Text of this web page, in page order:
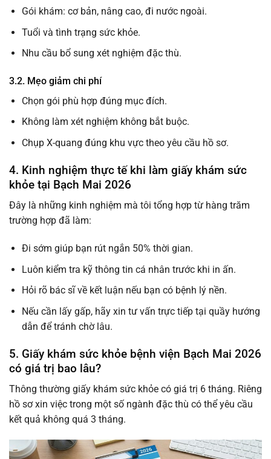
Gói khám: cơ bản, nâng cao, đi nước ngoài.
Tuổi và tình trạng sức khỏe.
Nhu cầu bổ sung xét nghiệm đặc thù.
3.2. Mẹo giảm chi phí
Chọn gói phù hợp đúng mục đích.
Không làm xét nghiệm không bắt buộc.
Chụp X-quang đúng khu vực theo yêu cầu hồ sơ.
4. Kinh nghiệm thực tế khi làm giấy khám sức
khỏe tại Bạch Mai 2026
Đây là những kinh nghiệm mà tôi tổng hợp từ hàng trăm
trường hợp đã làm:
Đi sớm giúp bạn rút ngắn 50% thời gian.
Luôn kiểm tra kỹ thông tin cá nhân trước khi in ấn.
Hỏi rõ bác sĩ về kết luận nếu bạn có bệnh lý nền.
Nếu cần lấy gấp, hãy xin tư vấn trực tiếp tại quầy hướng
dẫn để tránh chờ lâu.
5. Giấy khám sức khỏe bệnh viện Bạch Mai 2026
có giá trị bao lâu?
Thông thường giấy khám sức khỏe có giá trị 6 tháng. Riêng
hồ sơ xin việc trong một số ngành đặc thù có thể yêu cầu
kết quả không quá 3 tháng.